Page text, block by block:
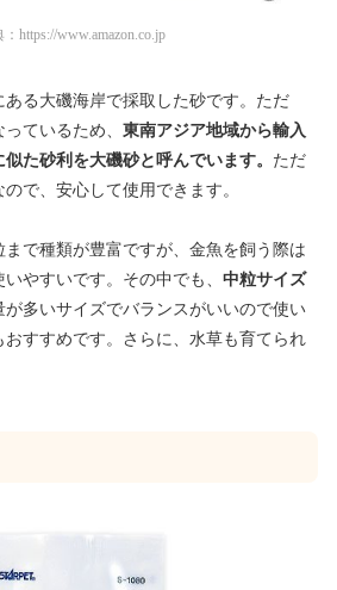
https://www.amazon.co.jp
る大磯海岸で採取した砂です。ただ
ているため、 東南アジア地域から輸入
た砂利を大磯砂と呼んでいます。 ただ
で、安心して使用できます。
で種類が豊富ですが、金魚を飼う際は
やすいです。その中でも、 中粒サイズ
が多いサイズでバランスがいいので使い
すすめです。さらに、水草も育てられ